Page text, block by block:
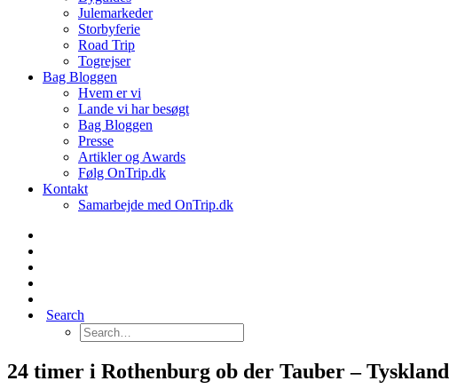
Julemarkeder
Storbyferie
Road Trip
Togrejser
Bag Bloggen
Hvem er vi
Lande vi har besøgt
Bag Bloggen
Presse
Artikler og Awards
Følg OnTrip.dk
Kontakt
Samarbejde med OnTrip.dk
Search
24 timer i Rothenburg ob der Tauber – Tyskland